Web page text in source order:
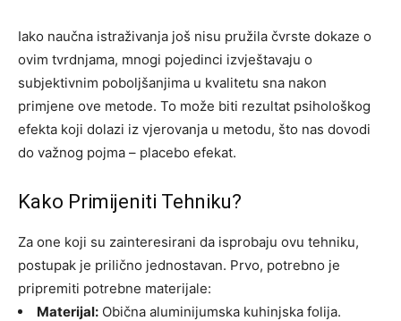
Iako naučna istraživanja još nisu pružila čvrste dokaze o
ovim tvrdnjama, mnogi pojedinci izvještavaju o
subjektivnim poboljšanjima u kvalitetu sna nakon
primjene ove metode. To može biti rezultat psihološkog
efekta koji dolazi iz vjerovanja u metodu, što nas dovodi
do važnog pojma – placebo efekat.
Kako Primijeniti Tehniku?
Za one koji su zainteresirani da isprobaju ovu tehniku,
postupak je prilično jednostavan. Prvo, potrebno je
pripremiti potrebne materijale:
Materijal: Obična aluminijumska kuhinjska folija.